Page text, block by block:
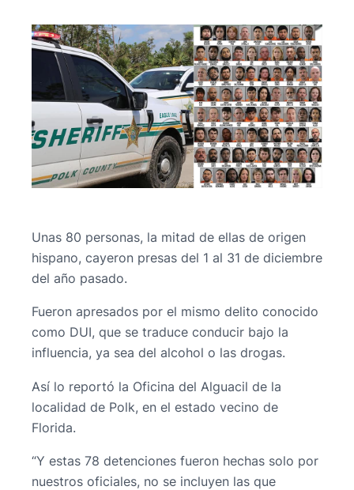
Unas 80 personas, la mitad de ellas de origen
hispano, cayeron presas del 1 al 31 de diciembre
del año pasado.
Fueron apresados por el mismo delito conocido
como DUI, que se traduce conducir bajo la
influencia, ya sea del alcohol o las drogas.
Así lo reportó la Oficina del Alguacil de la
localidad de Polk, en el estado vecino de
Florida.
“Y estas 78 detenciones fueron hechas solo por
nuestros oficiales, no se incluyen las que